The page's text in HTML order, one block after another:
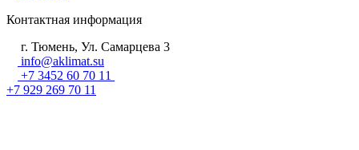
Контактная информация
г. Тюмень, Ул. Самарцева 3
info@aklimat.su
+7 3452 60 70 11
+7 929 269 70 11